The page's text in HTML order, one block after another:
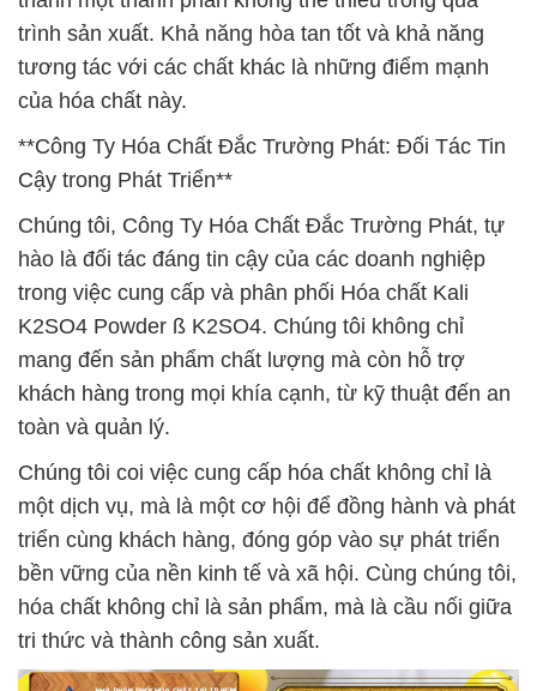
trình sản xuất. Khả năng hòa tan tốt và khả năng
tương tác với các chất khác là những điểm mạnh
của hóa chất này.
**Công Ty Hóa Chất Đắc Trường Phát: Đối Tác Tin
Cậy trong Phát Triển**
Chúng tôi, Công Ty Hóa Chất Đắc Trường Phát, tự
hào là đối tác đáng tin cậy của các doanh nghiệp
trong việc cung cấp và phân phối Hóa chất Kali
K2SO4 Powder ß K2SO4. Chúng tôi không chỉ
mang đến sản phẩm chất lượng mà còn hỗ trợ
khách hàng trong mọi khía cạnh, từ kỹ thuật đến an
toàn và quản lý.
Chúng tôi coi việc cung cấp hóa chất không chỉ là
một dịch vụ, mà là một cơ hội để đồng hành và phát
triển cùng khách hàng, đóng góp vào sự phát triển
bền vững của nền kinh tế và xã hội. Cùng chúng tôi,
hóa chất không chỉ là sản phẩm, mà là cầu nối giữa
tri thức và thành công sản xuất.